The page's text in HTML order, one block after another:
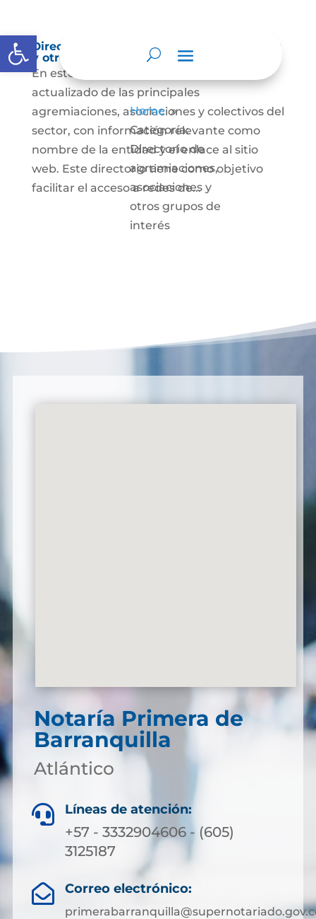
Abrir barra de herramientas
Home 9
Categoría:
Directorio de
agremiaciones,
asociaciones y
otros grupos de
interés
Directorio de agremiaciones, asociaciones
y otros grupos de interés
En este espacio encontrarás el listado
actualizado de las principales
agremiaciones, asociaciones y colectivos del
sector, con información relevante como
nombre de la entidad y el enlace al sitio
web. Este directorio tiene como objetivo
facilitar el acceso a redes de...
Notaría Primera de
Barranquilla
Atlántico
 Líneas de atención:
+57 - 3332904606 - (605)
3125187
 Correo electrónico: